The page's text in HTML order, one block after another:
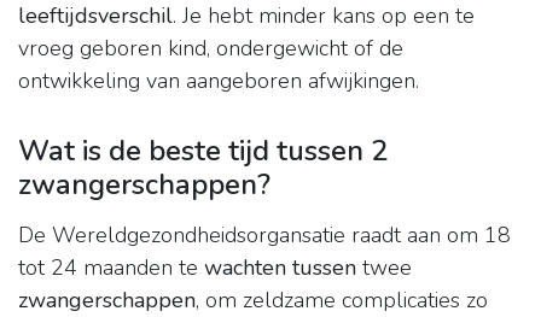
leeftijdsverschil. Je hebt minder kans op een te
vroeg geboren kind, ondergewicht of de
ontwikkeling van aangeboren afwijkingen.
Wat is de beste tijd tussen 2
zwangerschappen?
De Wereldgezondheidsorgansatie raadt aan om 18
tot 24 maanden te wachten tussen twee
zwangerschappen, om zeldzame complicaties zo